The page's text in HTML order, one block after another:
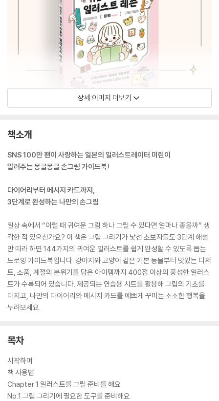
상세 이미지 더보기
책소개
SNS 100만 팬이 사랑하는 일본의 일러스트레이터 미린이
알려주는 몽글몽글 손그림 가이드북!
다이어리부터 메시지 카드까지,
3단계로 완성하는 나만의 손그림
일상 속에서 “이럴 때 귀여운 그림 하나 그릴 수 있다면 얼마나 좋을까” 생
각한 적 있으신가요? 이 책은 그림 그리기가 낯선 초보자들도 3단계 해설
만 따라 하면 144가지의 귀여운 일러스트를 쉽게 완성할 수 있도록 돕는
드로잉 가이드북입니다. 강아지와 고양이 같은 기본 동물부터 맛있는 디저
트, 소품, 계절의 분위기를 담은 아이템까지 400점 이상의 풍성한 일러스
트가 수록되어 있습니다. 제공되는 연습용 시트를 활용해 그림의 기초를
다지고, 나만의 다이어리와 메시지 카드를 예쁘게 꾸미는 소소한 행복을
누려보세요.
목차
시작하며
책 사용법
Chapter 1 일러스트를 그릴 준비를 해요
No.1 그림 그리기에 필요한 도구를 준비해요